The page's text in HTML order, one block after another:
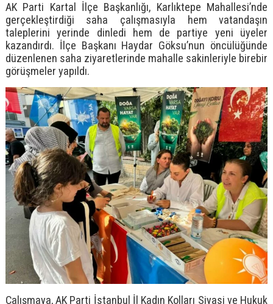
AK Parti Kartal İlçe Başkanlığı, Karlıktepe Mahallesi’nde
gerçekleştirdiği saha çalışmasıyla hem vatandaşın
taleplerini yerinde dinledi hem de partiye yeni üyeler
kazandırdı. İlçe Başkanı Haydar Göksu’nun öncülüğünde
düzenlenen saha ziyaretlerinde mahalle sakinleriyle birebir
görüşmeler yapıldı.
Çalışmaya, AK Parti İstanbul İl Kadın Kolları Siyasi ve Hukuk